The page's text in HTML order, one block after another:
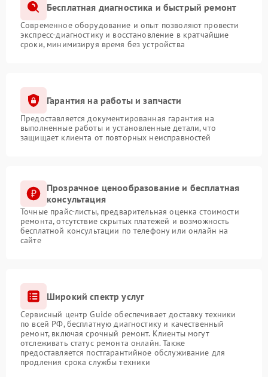
Бесплатная диагностика и быстрый ремонт
Современное оборудование и опыт позволяют провести
экспресс-диагностику и восстановление в кратчайшие
сроки, минимизируя время без устройства
Гарантия на работы и запчасти
Предоставляется документированная гарантия на
выполненные работы и установленные детали, что
защищает клиента от повторных неисправностей
Прозрачное ценообразование и бесплатная
консультация
Точные прайс-листы, предварительная оценка стоимости
ремонта, отсутствие скрытых платежей и возможность
бесплатной консультации по телефону или онлайн на
сайте
Широкий спектр услуг
Сервисный центр Guide обеспечивает доставку техники
по всей РФ, бесплатную диагностику и качественный
ремонт, включая срочный ремонт. Клиенты могут
отслеживать статус ремонта онлайн. Также
предоставляется постгарантийное обслуживание для
продления срока службы техники